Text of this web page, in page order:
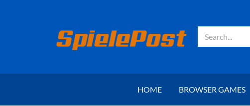
Suche
HOME BROWSER GAMES